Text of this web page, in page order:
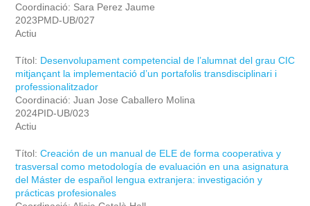
Coordinació: Sara Perez Jaume
2023PMD-UB/027
Actiu
Títol: Desenvolupament competencial de l’alumnat del grau CIC
mitjançant la implementació d’un portafolis transdisciplinari i
professionalitzador
Coordinació: Juan Jose Caballero Molina
2024PID-UB/023
Actiu
Títol: Creación de un manual de ELE de forma cooperativa y
trasversal como metodología de evaluación en una asignatura
del Máster de español lengua extranjera: investigación y
prácticas profesionales